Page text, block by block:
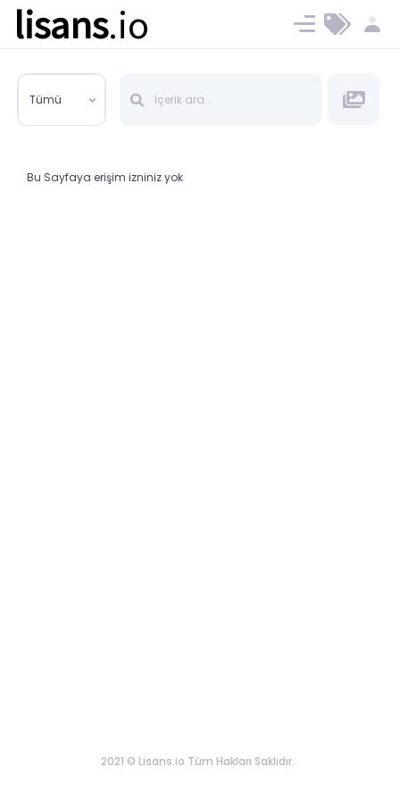
lisans.io Ücret ve Planlar
Tümü
Bu Sayfaya erişim izniniz yok
2021 © Lisans.io Tüm Hakları Saklıdır.